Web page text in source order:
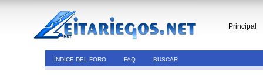
Principal
ÍNDICE DEL FORO FAQ BUSCAR